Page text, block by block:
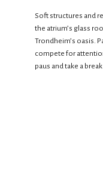
Soft structures and
the atrium’s glass
Trondheim’s oasis.
compete for
paus and take a